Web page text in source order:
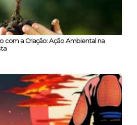
com a Criação: Ação Ambiental na